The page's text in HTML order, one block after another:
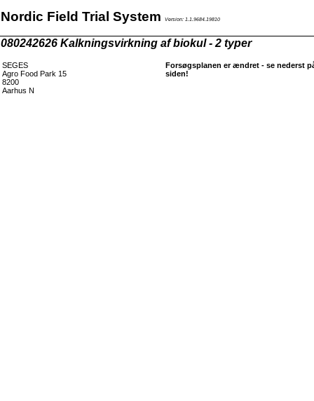
Nordic Field Trial System Version: 1.1.9684.19810
080242626 Kalkningsvirkning af biokul - 2 typer
SEGES
Agro Food Park 15
8200
Aarhus N
Forsøgsplanen er ændret - se nederst
siden!